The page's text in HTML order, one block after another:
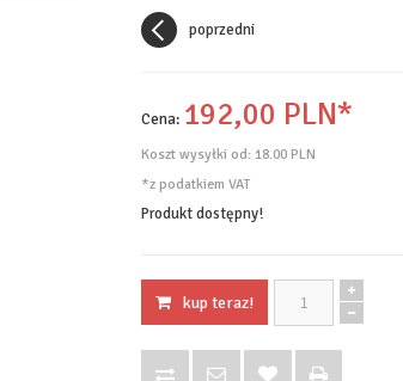
poprzedni
Cena: 192,00 PLN*
Koszt wysyłki od: 18.00 PLN
*z podatkiem VAT
Produkt dostępny!
kup teraz!